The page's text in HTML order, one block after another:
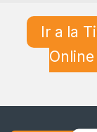
Ir a la
Online